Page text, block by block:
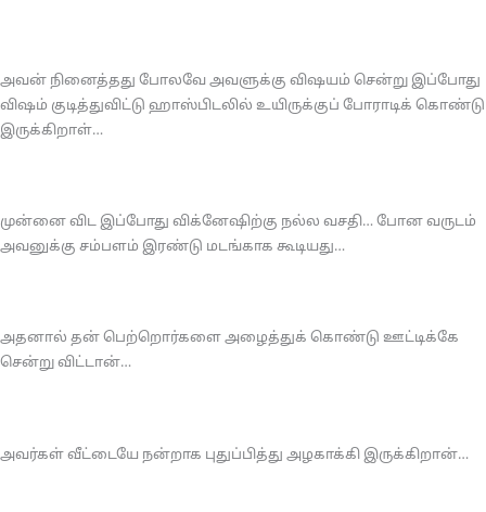
அவன் நினைத்தது போலவே அவளுக்கு விஷயம் சென்று இப்போது
விஷம் குடித்துவிட்டு ஹாஸ்பிடலில் உயிருக்குப் போராடிக் கொண்டு
இருக்கிறாள்…
முன்னை விட இப்போது விக்னேஷிற்கு நல்ல வசதி… போன வருடம்
அவனுக்கு சம்பளம் இரண்டு மடங்காக கூடியது…
அதனால் தன் பெற்றொர்களை அழைத்துக் கொண்டு ஊட்டிக்கே
சென்று விட்டான்…
அவர்கள் வீட்டையே நன்றாக புதுப்பித்து அழகாக்கி இருக்கிறான்…